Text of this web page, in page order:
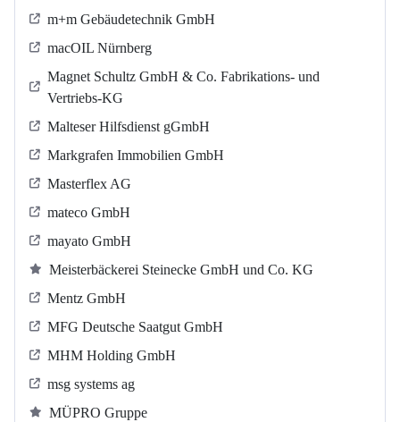
m+m Gebäudetechnik GmbH
macOIL Nürnberg
Magnet Schultz GmbH & Co. Fabrikations- und
Vertriebs-KG
Malteser Hilfsdienst gGmbH
Markgrafen Immobilien GmbH
Masterflex AG
mateco GmbH
mayato GmbH
Meisterbäckerei Steinecke GmbH und Co. KG
Mentz GmbH
MFG Deutsche Saatgut GmbH
MHM Holding GmbH
msg systems ag
MÜPRO Gruppe